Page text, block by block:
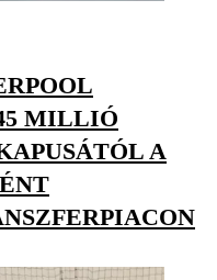
MILLIÓ
A